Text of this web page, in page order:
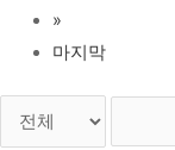
»
마지막